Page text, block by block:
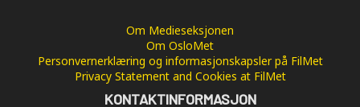
Om Medieseksjonen
Om OsloMet
Personvernerklæring og informasjonskapsler på FilMet
Privacy Statement and Cookies at FilMet
KONTAKTINFORMASJON